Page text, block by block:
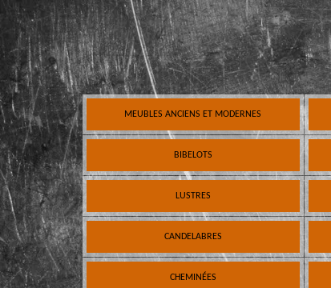
MEUBLES ANCIENS ET MODERNES
BIBELOTS
LUSTRES
CANDELABRES
CHEMINÉES